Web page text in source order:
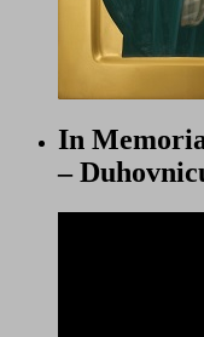
In
–